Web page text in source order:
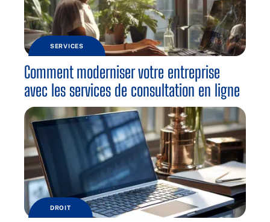
SERVICES
Comment moderniser votre entreprise
avec les services de consultation en ligne
DROIT